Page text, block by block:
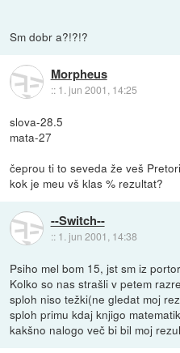
Sm dobr a?!?!?
Morpheus
:: 1. jun 2001, 14:25
slova-28.5
mata-27
čeprou ti to seveda že veš
kok je meu vš klas % rezultat?
--Switch--
:: 1. jun 2001, 14:38
Psiho mel bom 15, jst sm iz
Kolko so nas strašli v petem
sploh niso težki(ne gledat moj
sploh primu kdaj knjigo
kakšno nalogo več bi bil moj